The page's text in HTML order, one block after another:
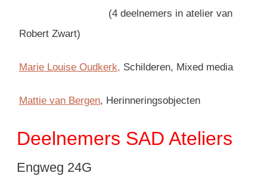
(4 deelnemers in atelier van
Robert Zwart)
Marie Louise Oudkerk, Schilderen, Mixed media
Mattie van Bergen, Herinneringsobjecten
Deelnemers SAD Ateliers
Engweg 24G